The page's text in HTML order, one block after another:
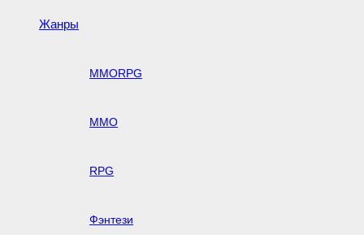
Жанры
MMORPG
MMO
RPG
Фэнтези